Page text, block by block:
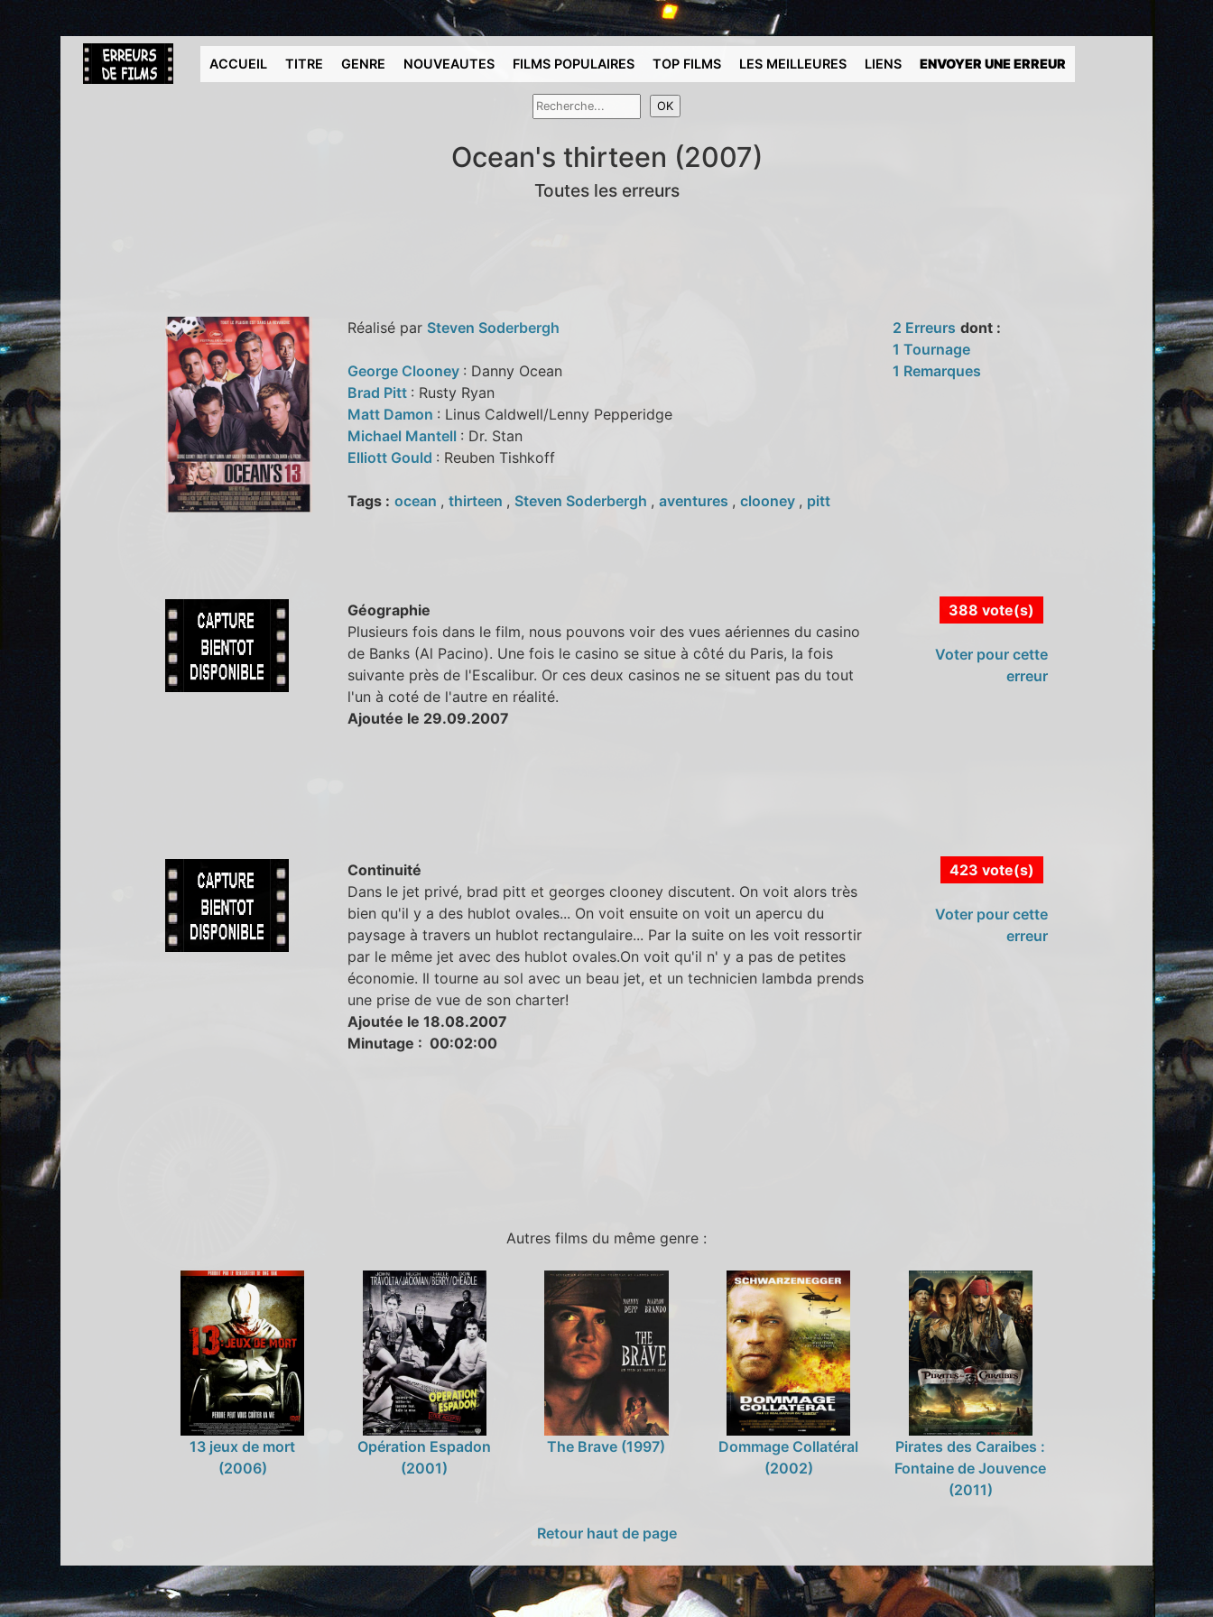
ACCUEIL TITRE GENRE NOUVEAUTES FILMS POPULAIRES TOP FILMS LES MEILLEURES LIENS ENVOYER UNE ERREUR
Ocean's thirteen (2007)
Toutes les erreurs
Réalisé par Steven Soderbergh
George Clooney : Danny Ocean
Brad Pitt : Rusty Ryan
Matt Damon : Linus Caldwell/Lenny Pepperidge
Michael Mantell : Dr. Stan
Elliott Gould : Reuben Tishkoff
Tags : ocean , thirteen , Steven Soderbergh , aventures , clooney , pitt
2 Erreurs dont :
1 Tournage
1 Remarques
Géographie
Plusieurs fois dans le film, nous pouvons voir des vues aériennes du casino
de Banks (Al Pacino). Une fois le casino se situe à côté du Paris, la fois
suivante près de l'Escalibur. Or ces deux casinos ne se situent pas du tout
l'un à coté de l'autre en réalité.
Ajoutée le 29.09.2007
388 vote(s)
Voter pour cette
erreur
Continuité
Dans le jet privé, brad pitt et georges clooney discutent. On voit alors très
bien qu'il y a des hublot ovales... On voit ensuite on voit un apercu du
paysage à travers un hublot rectangulaire... Par la suite on les voit ressortir
par le même jet avec des hublot ovales.On voit qu'il n' y a pas de petites
économie. Il tourne au sol avec un beau jet, et un technicien lambda prends
une prise de vue de son charter!
Ajoutée le 18.08.2007
Minutage : 00:02:00
423 vote(s)
Voter pour cette
erreur
Autres films du même genre :
13 jeux de mort
(2006)
Opération Espadon
(2001)
The Brave (1997)
Dommage Collatéral
(2002)
Pirates des Caraibes :
Fontaine de Jouvence
(2011)
Retour haut de page